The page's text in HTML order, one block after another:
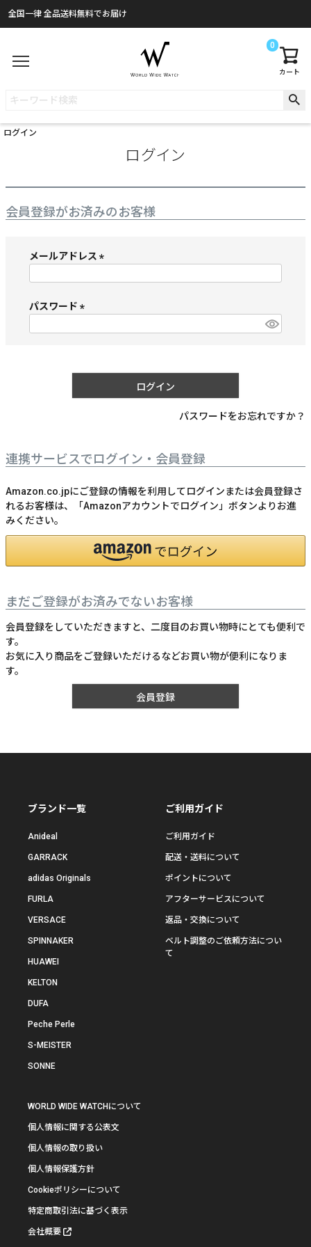
全国一律 全品送料無料でお届け
カート
0
ログイン
ログイン
会員登録がお済みのお客様
メールアドレス
)
パスワード
ログイン
パスワードをお忘れですか？
連携サービスでログイン・会員登録
Amazon.co.jpにご登録の情報を利用してログインまたは会員登録さ
れるお客様は、「Amazonアカウントでログイン」ボタンよりお進
みください。
まだご登録がお済みでないお客様
会員登録をしていただきますと、二度目のお買い物時にとても便利で
す。
お気に入り商品をご登録いただけるなどお買い物が便利になりま
す。
会員登録
ブランド一覧
Anideal
GARRACK
adidas Originals
FURLA
VERSACE
SPINNAKER
HUAWEI
KELTON
DUFA
Peche Perle
S-MEISTER
SONNE
ご利用ガイド
ご利用ガイド
配送・送料について
ポイントについて
アフターサービスについて
返品・交換について
ベルト調整のご依頼方法につい
て
WORLD WIDE WATCHについて
個人情報に関する公表文
個人情報の取り扱い
個人情報保護方針
Cookieポリシーについて
特定商取引法に基づく表示
会社概要